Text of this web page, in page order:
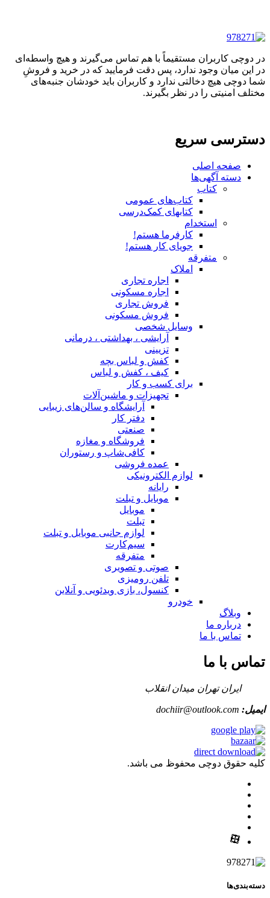
در دوچی کاربران مستقیماً با هم تماس می‌گیرند و هیچ واسطه‌ای
در این میان وجود ندارد، پس دقت فرمایید که در خرید و فروشِ
شما دوچی هیچ دخالتی ندارد و کاربران باید خودشان جنبه‌های
مختلف امنیتی را در نظر بگیرند.
دسترسی سریع
صفحه اصلی
دسته آگهی‌ها
کتاب
کتاب‌های عمومی
کتابهای کمک‌درسی
استخدام
کارفرما هستم!
جویای کار هستم!
متفرقه
املاک
اجاره تجاری
اجاره مسکونی
فروش تجاری
فروش مسکونی
وسایل شخصی
آرایشی ، بهداشتی ، درمانی
تزیینی
کفش و لباس بچه
کیف ، کفش و لباس
برای کسب و کار
تجهیزات و ماشین‌آلات
آرایشگاه و سالن‌های زیبایی
دفتر کار
صنعتی
فروشگاه و مغازه
کافی‌شاپ و رستوران
عمده فروشی
لوازم الکترونیکی
رایانه
موبایل و تبلت
موبایل
تبلت
لوازم جانبی موبایل و تبلت
سیم‌کارت
متفرقه
صوتی و تصویری
تلفن رومیزی
کنسول، بازی‌ ویدئویی و آنلاین
خودرو
وبلاگ
درباره ما
تماس با ما
تماس با ما
ایران تهران میدان انقلاب
ایمیل: dochiir@outlook.com
کلیه حقوق دوچی محفوظ می باشد.
دسته‌بندی‌ها